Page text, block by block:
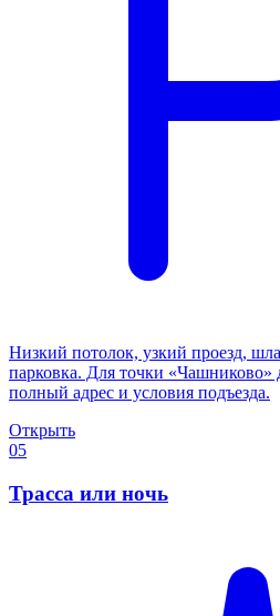
Низкий потолок, узкий проезд,
парковка. Для точки «Чашниково»
полный адрес и условия подъезда.
Открыть
05
Трасса или ночь